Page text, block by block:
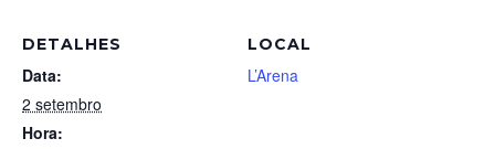
DETALHES
Data:
2 setembro
Hora:
LOCAL
L’Arena